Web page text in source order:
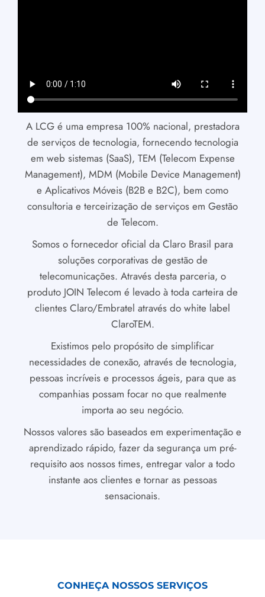
A LCG é uma empresa 100% nacional, prestadora
de serviços de tecnologia, fornecendo tecnologia
em web sistemas (SaaS), TEM (Telecom Expense
Management), MDM (Mobile Device Management)
e Aplicativos Móveis (B2B e B2C), bem como
consultoria e terceirização de serviços em Gestão
de Telecom.
Somos o fornecedor oficial da Claro Brasil para
soluções corporativas de gestão de
telecomunicações. Através desta parceria, o
produto JOIN Telecom é levado à toda carteira de
clientes Claro/Embratel através do white label
ClaroTEM.
Existimos pelo propósito de simplificar
necessidades de conexão, através de tecnologia,
pessoas incríveis e processos ágeis, para que as
companhias possam focar no que realmente
importa ao seu negócio.
Nossos valores são baseados em experimentação e
aprendizado rápido, fazer da segurança um pré-
requisito aos nossos times, entregar valor a todo
instante aos clientes e tornar as pessoas
sensacionais.
CONHEÇA NOSSOS SERVIÇOS